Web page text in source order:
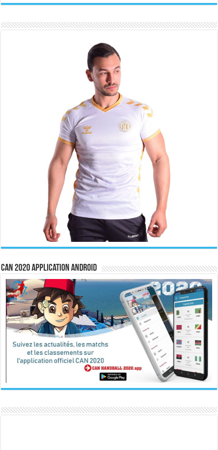
CAN 2020 Application Android